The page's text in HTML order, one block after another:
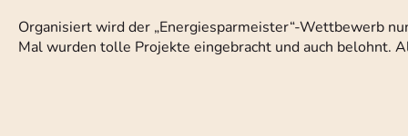
Organisiert wird der „Energiesparmeister“-Wettbewerb
Mal wurden tolle Projekte eingebracht und auch belohnt.